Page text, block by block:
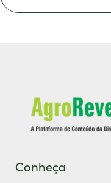
Conheça